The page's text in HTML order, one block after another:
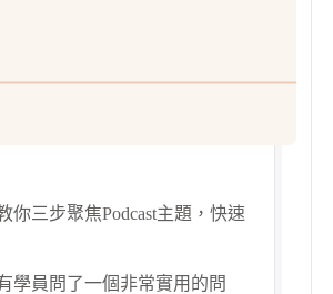
你三步聚焦Podcast主題，快速
學員問了一個非常實用的問